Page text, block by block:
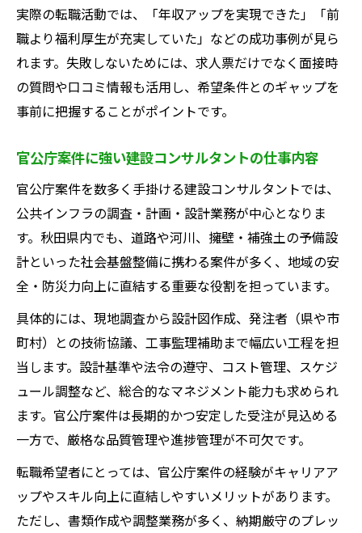
実際の転職活動では、「年収アップを実現できた」「前
職より福利厚生が充実していた」などの成功事例が見ら
れます。失敗しないためには、求人票だけでなく面接時
の質問や口コミ情報も活用し、希望条件とのギャップを
事前に把握することがポイントです。
官公庁案件に強い建設コンサルタントの仕事内容
官公庁案件を数多く手掛ける建設コンサルタントでは、
公共インフラの調査・計画・設計業務が中心となりま
す。秋田県内でも、道路や河川、擁壁・補強土の予備設
計といった社会基盤整備に携わる案件が多く、地域の安
全・防災力向上に直結する重要な役割を担っています。
具体的には、現地調査から設計図作成、発注者（県や市
町村）との技術協議、工事監理補助まで幅広い工程を担
当します。設計基準や法令の遵守、コスト管理、スケジ
ュール調整など、総合的なマネジメント能力も求められ
ます。官公庁案件は長期的かつ安定した受注が見込める
一方で、厳格な品質管理や進捗管理が不可欠です。
転職希望者にとっては、官公庁案件の経験がキャリアア
ップやスキル向上に直結しやすいメリットがあります。
ただし、書類作成や調整業務が多く、納期厳守のプレッ